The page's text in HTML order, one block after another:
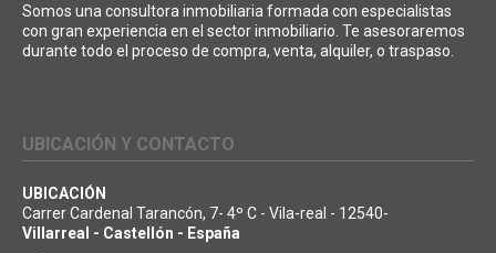
Somos una consultora inmobiliaria formada con especialistas
con gran experiencia en el sector inmobiliario. Te asesoraremos
durante todo el proceso de compra, venta, alquiler, o traspaso.
UBICACIÓN Y CONTACTO
UBICACIÓN
Carrer Cardenal Tarancón, 7- 4º C - Vila-real - 12540-
Villarreal - Castellón - España